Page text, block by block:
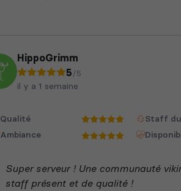
HippoGrimm
5/5
il y a 1 semaine
Qualité
Staff
Ambiance
Super serveur ! Une communauté
staff présent et de qualité !